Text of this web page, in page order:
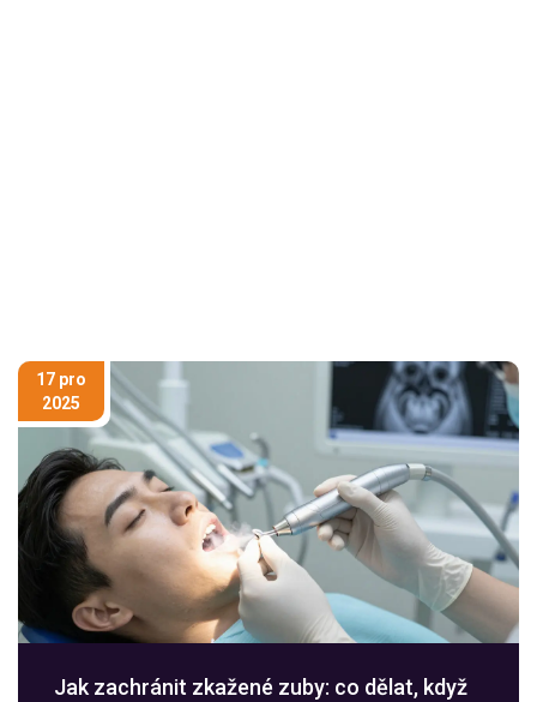
17 pro
2025
Jak zachránit zkažené zuby: co dělat, když